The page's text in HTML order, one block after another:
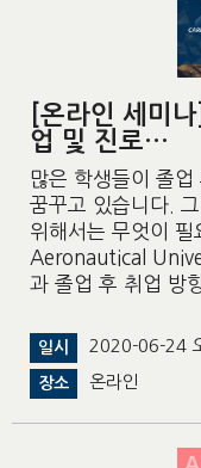
[온라인 세미
업 및 진로…
많은 학생들이 졸
꿈꾸고 있습니다.
위해서는 무엇이
Aeronautical
과 졸업 후 취업 방
일시 2020-06-24
장소 온라인